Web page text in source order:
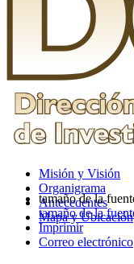
Misión y Visión
Organigrama
Antecedentes
Mapa y Ubicación
tamaño de la
tamaño de la
Imprimir
Correo electrónico